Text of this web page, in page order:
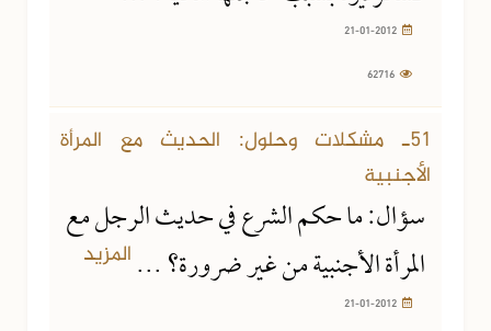
51ـ مشكلات وحلول: الحديث مع المرأة
الأجنبية
سؤال: ما حكم الشرع في حديث الرجل مع
المرأة الأجنبية من غير ضرورة؟ ... المزيد